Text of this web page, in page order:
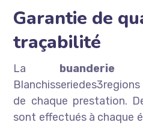
Garantie de
traçabilité
La buanderie
de chaque prestation.
sont effectués à chaque